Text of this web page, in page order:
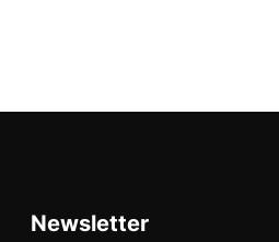
Newsletter